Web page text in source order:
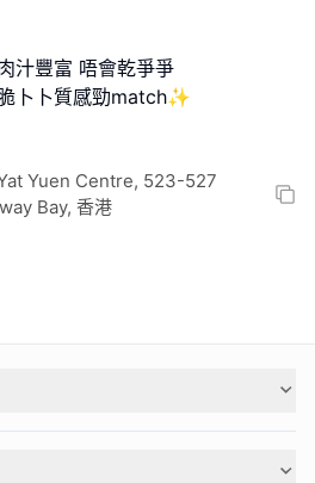
汁豐富 唔會乾爭爭
卜卜質感勁match✨
Yuen Centre, 523-527
Bay, 香港